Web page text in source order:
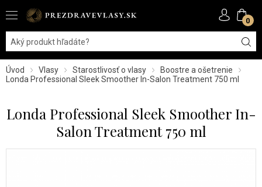
0
Úvod Vlasy Starostlivosť o vlasy
Boostre a ošetrenie
Londa Professional Sleek Smoother In-Salon Treatment 750 ml
Londa Professional Sleek Smoother In-
Salon Treatment 750 ml